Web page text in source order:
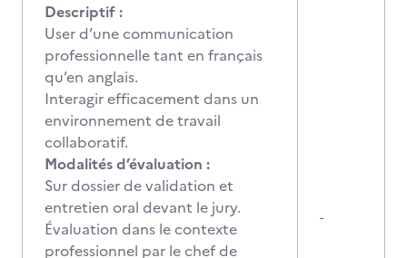
Descriptif :
User d’une communication
professionnelle tant en français
qu’en anglais.
Interagir efficacement dans un
environnement de travail
collaboratif.
Modalités d’évaluation :
Sur dossier de validation et
entretien oral devant le jury.
Évaluation dans le contexte
professionnel par le chef de
-